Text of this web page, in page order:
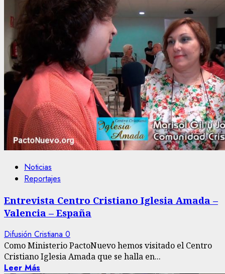
Noticias
Reportajes
Entrevista Centro Cristiano Iglesia Amada –
Valencia – España
Difusión Cristiana 0
Como Ministerio PactoNuevo hemos visitado el Centro
Cristiano Iglesia Amada que se halla en...
Leer Más